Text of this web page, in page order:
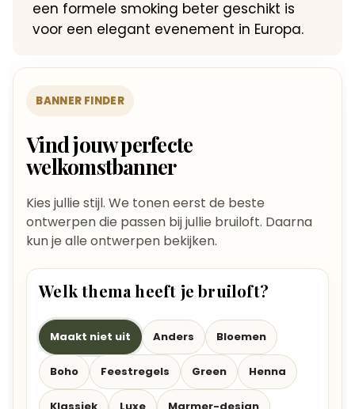
een formele smoking beter geschikt is
voor een elegant evenement in Europa.
BANNER FINDER
Vind jouw perfecte
welkomstbanner
Kies jullie stijl. We tonen eerst de beste
ontwerpen die passen bij jullie bruiloft. Daarna
kun je alle ontwerpen bekijken.
Welk thema heeft je bruiloft?
Maakt niet uit Anders Bloemen
Boho Feestregels Green Henna